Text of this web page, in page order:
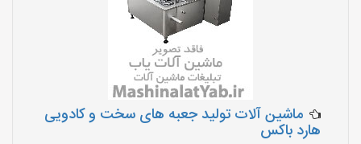
ماشین آلات تولید جعبه های سخت و کادویی
هارد باکس